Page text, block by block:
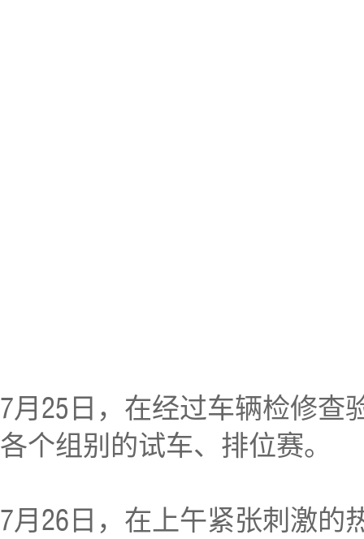
7月25日，在经过车辆检修查
各个组别的试车、排位赛。
7月26日，在上午紧张刺激的